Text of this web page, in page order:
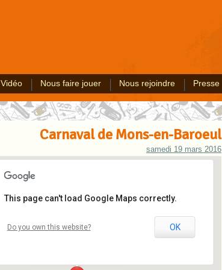
Vidéo Nous faire jouer Nous rejoindre
Presse
Carnaval de Mons-en-Baroeul
samedi 19 mars 2016
Mairie de Mons-en-Baroeul
This page can't load Google Maps correctly.
Do you own this website? OK